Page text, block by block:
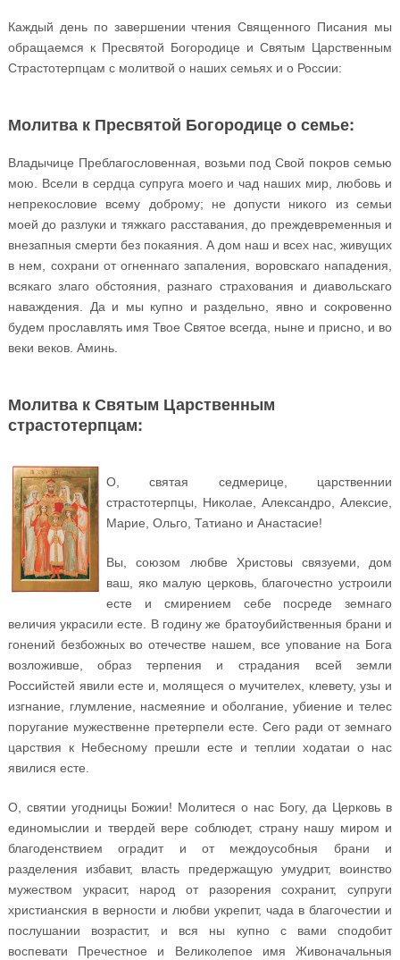
Каждый день по завершении чтения Священного Писания мы
обращаемся к Пресвятой Богородице и Святым Царственным
Страстотерпцам с молитвой о наших семьях и о России:
Молитва к Пресвятой Богородице о семье:
Владычице Преблагословенная, возьми под Свой покров семью
мою. Всели в сердца супруга моего и чад наших мир, любовь и
непрекословие всему доброму; не допусти никого из семьи
моей до разлуки и тяжкаго расставания, до преждевременныя и
внезапныя смерти без покаяния. А дом наш и всех нас, живущих
в нем, сохрани от огненнаго запаления, воровскаго нападения,
всякаго злаго обстояния, разнаго страхования и диавольскаго
наваждения. Да и мы купно и раздельно, явно и сокровенно
будем прославлять имя Твое Святое всегда, ныне и присно, и во
веки веков. Аминь.
Молитва к Святым Царственным
страстотерпцам:
О, святая седмерице, царственнии
страстотерпцы, Николае, Александро, Алексие,
Марие, Ольго, Татиано и Анастасие!
Вы, союзом любве Христовы связуеми, дом
ваш, яко малую церковь, благочестно устроили
есте и смирением себе посреде земнаго
величия украсили есте. В годину же братоубийственныя брани и
гонений безбожных во отечестве нашем, все упование на Бога
возложивше, образ терпения и страдания всей земли
Российстей явили есте и, молящеся о мучителех, клевету, узы и
изгнание, глумление, насмеяние и оболгание, убиение и телес
поругание мужественне претерпели есте. Сего ради от земнаго
царствия к Небесному прешли есте и теплии ходатаи о нас
явилися есте.
О, святии угодницы Божии! Молитеся о нас Богу, да Церковь в
единомыслии и твердей вере соблюдет, страну нашу миром и
благоденствием оградит и от междоусобныя брани и
разделения избавит, власть предержащую умудрит, воинство
мужеством украсит, народ от разорения сохранит, супруги
христианския в верности и любви укрепит, чада в благочестии и
послушании возрастит, и вся ны купно с вами сподобит
воспевати Пречестное и Великолепое имя Живоначальныя